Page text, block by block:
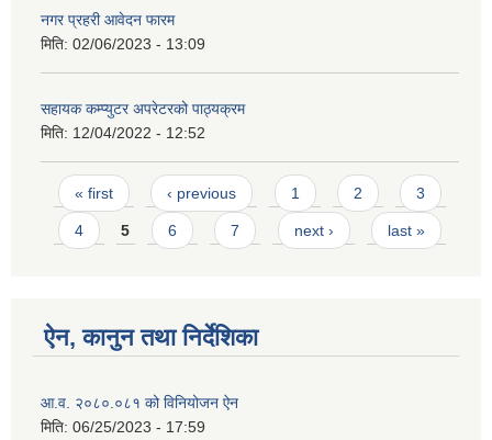
नगर प्रहरी आवेदन फारम
मिति: 02/06/2023 - 13:09
सहायक कम्प्युटर अपरेटरको पाठ्यक्रम
मिति: 12/04/2022 - 12:52
Pages
« first ‹ previous 1 2 3
4 5 6 7 next › last »
ऐन, कानुन तथा निर्देशिका
आ.व. २०८०.०८१ को विनियोजन ऐन
मिति: 06/25/2023 - 17:59